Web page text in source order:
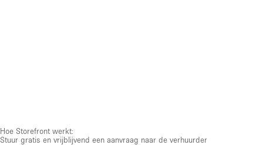
Hoe Storefront werkt:
Stuur gratis en vrijblijvend een aanvraag naar de verhuurder